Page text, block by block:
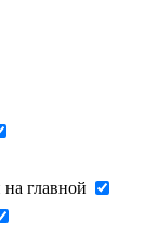
главной